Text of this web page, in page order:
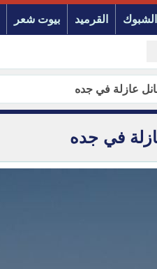
الشبوك القرميد بيوت شعر
عازلة في جده
في جده